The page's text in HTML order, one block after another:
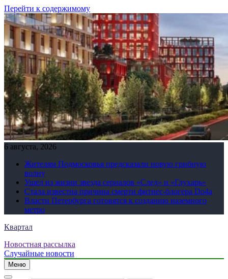
Перейти к содержимому
6 августа, 2026
Жителям Подмосковья предсказали новую грибную
волну
Ушел из жизни звезда сериалов «След» и «Глухарь»
Стала известна причина смерти фитнес-блогера Do4а
Власти Петербурга готовятся к созданию наземного
метро
Квартал
Новостная рассылка
Случайные новости
Меню